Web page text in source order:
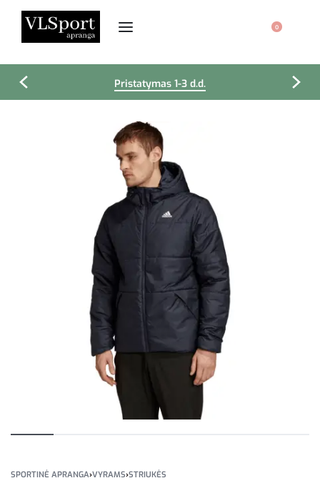
0
Pristatymas 1-3 d.d.
SPORTINĖ APRANGA›VYRAMS›STRIUKĖS